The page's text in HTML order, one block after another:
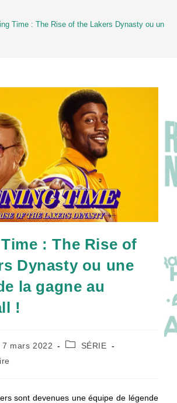
Time : The Rise of the Lakers Dynasty ou une
: The Rise of
Dynasty ou une
la gagne au
!
7 mars 2022
PostSÉRIE
sont devenues une équipe de légende